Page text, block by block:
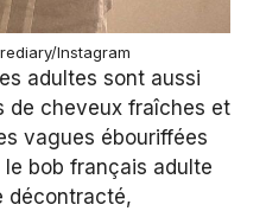
Instagram
adultes sont aussi
de cheveux fraîches et
vagues ébouriffées
bob français adulte
décontracté,